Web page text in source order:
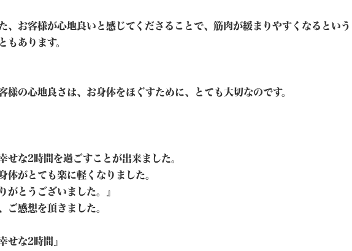
、お客様が心地良いと感じてくださることで、筋肉が緩まりやすくなるという
もあります。
様の心地良さは、お身体をほぐすために、とても大切なのです。
幸せな2時間を過ごすことが出来ました。
体がとても楽に軽くなりました。
がとうございました。』
ご感想を頂きました。
幸せな2時間』